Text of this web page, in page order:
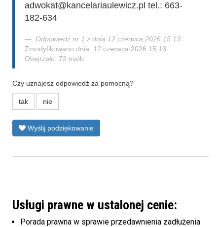
adwokat@kancelariaulewicz.pl tel.: 663-
182-634
Odpowiedź nr 1 z dnia 12 czerwca 2026 15:13
Zmodyfikowano dnia: 12 czerwca 2026 15:13
Obejrzało: 72 osób
Czy uznajesz odpowiedź za pomocną?
tak nie
Wyślij podziękowanie
Usługi prawne w ustalonej cenie:
Porada prawna w sprawie przedawnienia zadłużenia